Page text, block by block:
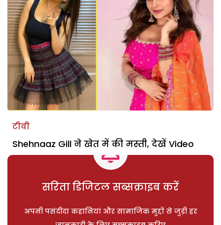
टीवी
Shehnaaz Gill ने खेत में की मस्ती, देखें Video
सरिता डिजिटल सब्सक्राइब करें
अपनी पसंदीदा कहानियां और सामाजिक मुद्दों से जुड़ी हर